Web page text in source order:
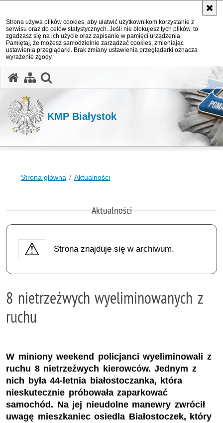
Strona używa plików cookies, aby ułatwić użytkownikom korzystanie z
serwisu oraz do celów statystycznych. Jeśli nie blokujesz tych plików, to
zgadzasz się na ich użycie oraz zapisanie w pamięci urządzenia.
Pamiętaj, że możesz samodzielnie zarządzać cookies, zmieniając
ustawienia przeglądarki. Brak zmiany ustawienia przeglądarki oznacza
wyrażenie zgody.
KMP Białystok
Strona główna Aktualności
Aktualności
Strona znajduje się w archiwum.
8 nietrzeźwych wyeliminowanych z
ruchu
W miniony weekend policjanci wyeliminowali z
ruchu 8 nietrzeźwych kierowców. Jednym z
nich była 44-letnia białostoczanka, która
nieskutecznie próbowała zaparkować
samochód. Na jej nieudolne manewry zwrócił
uwagę mieszkaniec osiedla Białostoczek, który